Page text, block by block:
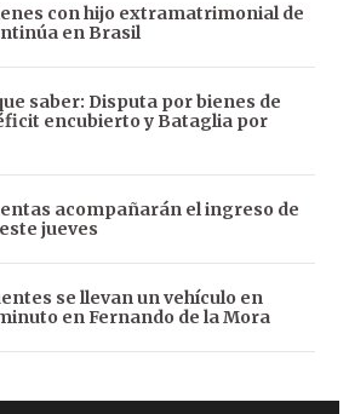
con hijo extramatrimonial de
en Brasil
saber: Disputa por bienes de
encubierto y Bataglia por
acompañarán el ingreso de
jueves
se llevan un vehículo en
en Fernando de la Mora